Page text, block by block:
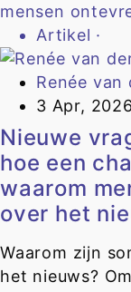
Artikel ·
Renée van
3 Apr, 2026
Nieuwe
hoe een
waarom
over het
Waarom zijn
het nieuws?